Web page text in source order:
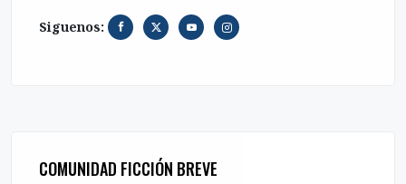
Siguenos:
COMUNIDAD FICCIÓN BREVE